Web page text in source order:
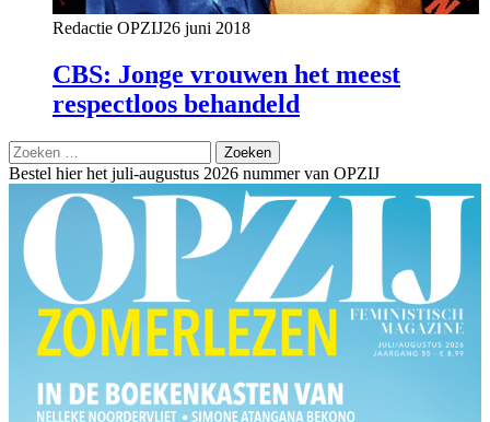
Redactie OPZIJ26 juni 2018
CBS: Jonge vrouwen het meest
respectloos behandeld
Zoeken
naar:
Bestel hier het juli-augustus 2026 nummer van OPZIJ